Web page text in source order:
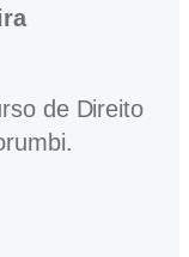
de Direito